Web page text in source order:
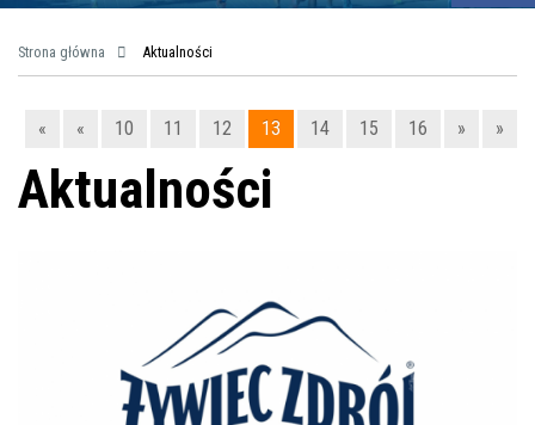
Strona główna Aktualności
« « 10 11 12 13 14 15 16 » »
Aktualności